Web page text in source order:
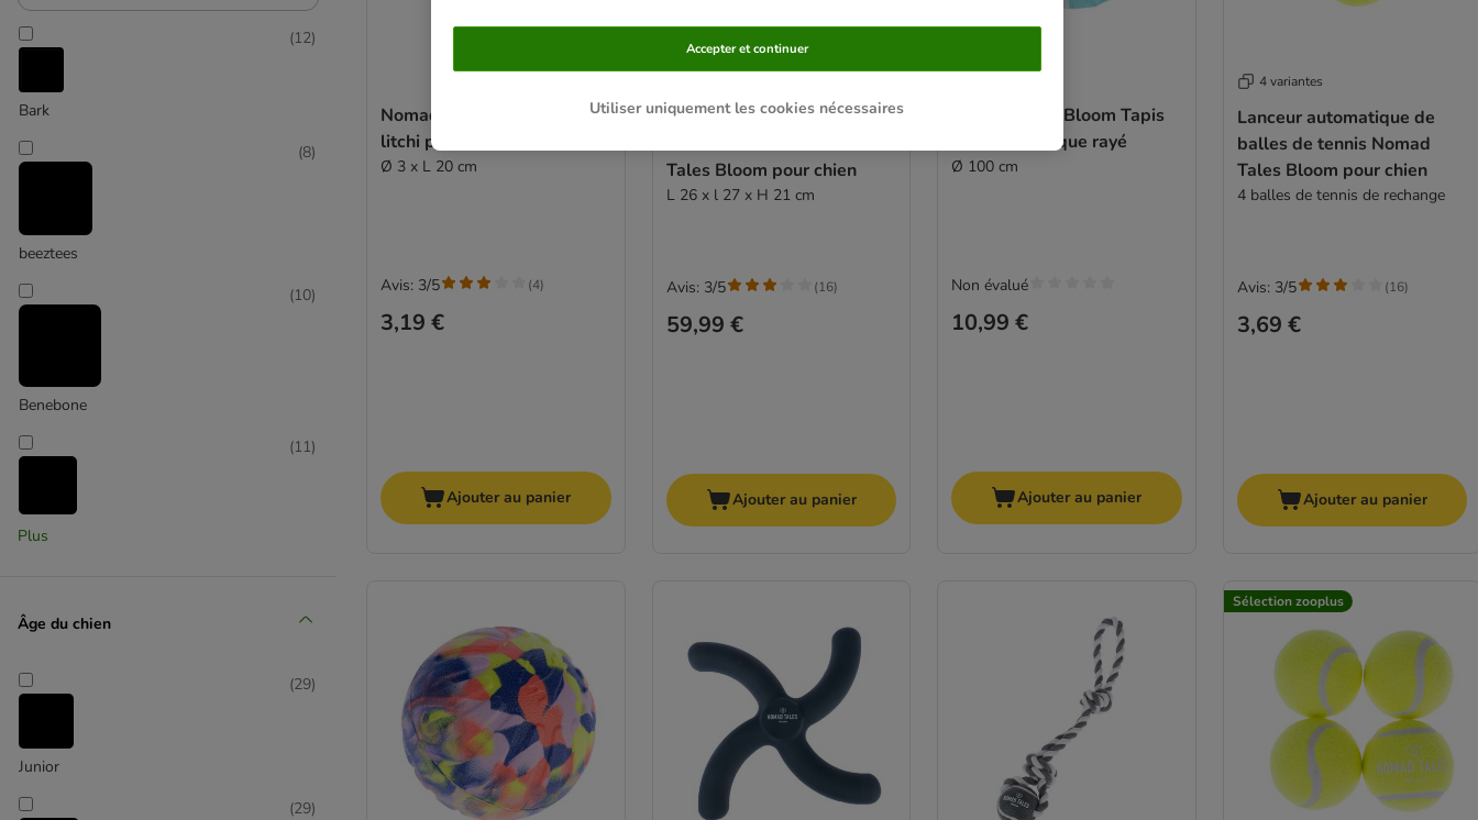
TIAKI
Hunter
Nylabone
Latex
Petit chien
Bark
(12)
beeztees
(8)
Benebone
(10)
Bobby
(11)
Boomerball
Plus
Âge du chien
Junior
(29)
(29)
Nomad Tales Calma Bois de
litchi pour chien
Ø 3 x L 20 cm
3,19 €
Avis: 3/5 (4)
Ajouter au panier
Lanceur automatique de
Tales Bloom pour chien
L 26 x l 27 x H 21 cm
59,99 €
Avis: 3/5 (16)
Ajouter au panier
Nomad Tales Bloom Tapis
de jeu aquatique rayé
Ø 100 cm
10,99 €
Non évalué
Ajouter au panier
4 variantes
Lanceur automatique de
balles de tennis Nomad
Tales Bloom pour chien
4 balles de tennis de rechange
3,69 €
Avis: 3/5 (16)
Ajouter au panier
Sélection zooplus
Utiliser uniquement les cookies nécessaires
Accepter et continuer